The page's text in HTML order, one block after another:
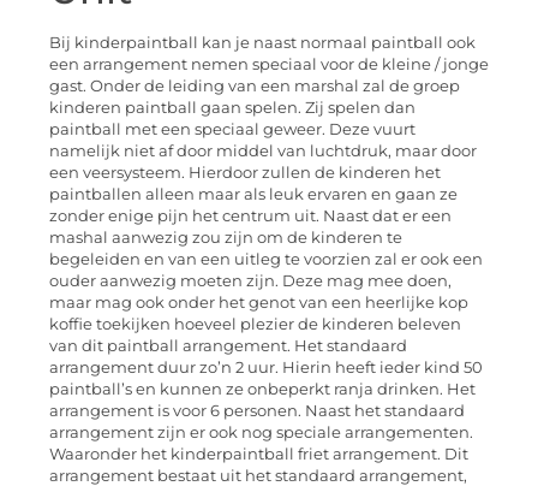
Bij kinderpaintball kan je naast normaal paintball ook
een arrangement nemen speciaal voor de kleine / jonge
gast. Onder de leiding van een marshal zal de groep
kinderen paintball gaan spelen. Zij spelen dan
paintball met een speciaal geweer. Deze vuurt
namelijk niet af door middel van luchtdruk, maar door
een veersysteem. Hierdoor zullen de kinderen het
paintballen alleen maar als leuk ervaren en gaan ze
zonder enige pijn het centrum uit. Naast dat er een
mashal aanwezig zou zijn om de kinderen te
begeleiden en van een uitleg te voorzien zal er ook een
ouder aanwezig moeten zijn. Deze mag mee doen,
maar mag ook onder het genot van een heerlijke kop
koffie toekijken hoeveel plezier de kinderen beleven
van dit paintball arrangement. Het standaard
arrangement duur zo’n 2 uur. Hierin heeft ieder kind 50
paintball’s en kunnen ze onbeperkt ranja drinken. Het
arrangement is voor 6 personen. Naast het standaard
arrangement zijn er ook nog speciale arrangementen.
Waaronder het kinderpaintball friet arrangement. Dit
arrangement bestaat uit het standaard arrangement,